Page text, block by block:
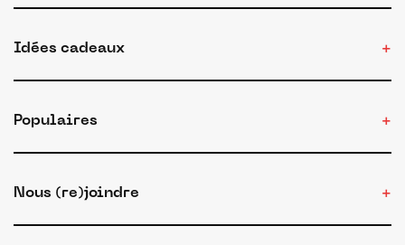
Idées cadeaux
Populaires
Nous (re)joindre